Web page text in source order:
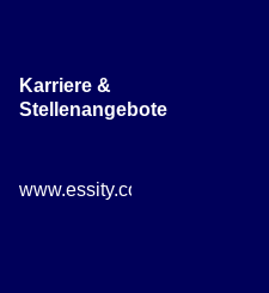
Karriere &
Stellenangebote
www.essity.com/careers